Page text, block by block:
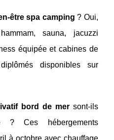
être spa camping ? Oui,
sauna, jacuzzi
équipée et cabines de
disponibles sur
bord de mersont-ils
? Ces hébergements
à octobre avec chauffage